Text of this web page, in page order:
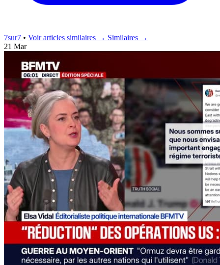
7sur7 • Voir articles similaires → Similaires →
21 Mar